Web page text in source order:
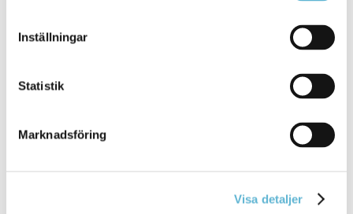
Inställningar
Statistik
Marknadsföring
Visa detaljer
KONTAKT
Besöksadress
Box 18, 295 21 Bromölla